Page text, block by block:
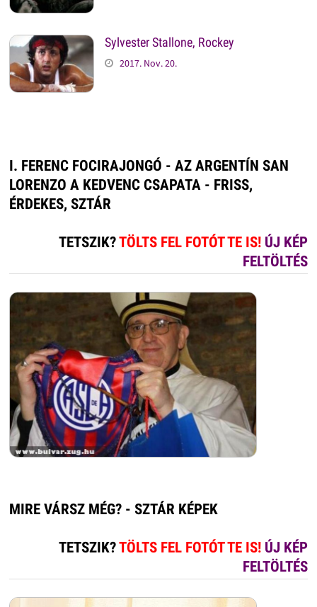
Sylvester Stallone, Rockey
2017. Nov. 20.
I. FERENC FOCIRAJONGÓ - AZ ARGENTÍN SAN
LORENZO A KEDVENC CSAPATA - FRISS,
ÉRDEKES, SZTÁR
TETSZIK?TÖLTS FEL FOTÓT TE IS! ÚJ KÉP
FELTÖLTÉS
MIRE VÁRSZ MÉG? - SZTÁR KÉPEK
TETSZIK?TÖLTS FEL FOTÓT TE IS! ÚJ KÉP
FELTÖLTÉS